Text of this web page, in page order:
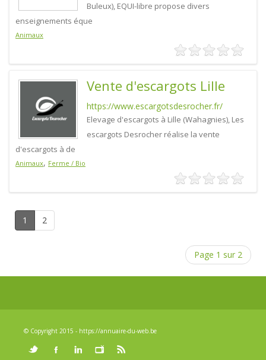
Buleux), EQUI-libre propose divers
enseignements éque
Animaux
Vente d'escargots Lille
https://www.escargotsdesrocher.fr/
Elevage d'escargots à Lille (Wahagnies), Les
escargots Desrocher réalise la vente
d'escargots à de
Animaux, Ferme / Bio
1 2
Page 1 sur 2
© Copyright 2015 - https://annuaire-du-web.be